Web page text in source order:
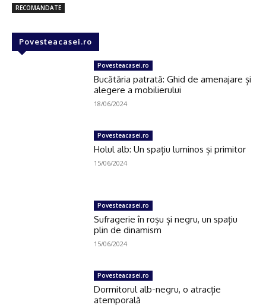
RECOMANDATE
Povesteacasei.ro
Povesteacasei.ro
Bucătăria patrată: Ghid de amenajare și
alegere a mobilierului
18/06/2024
Povesteacasei.ro
Holul alb: Un spațiu luminos și primitor
15/06/2024
Povesteacasei.ro
Sufragerie în roșu și negru, un spațiu
plin de dinamism
15/06/2024
Povesteacasei.ro
Dormitorul alb-negru, o atracție
atemporală